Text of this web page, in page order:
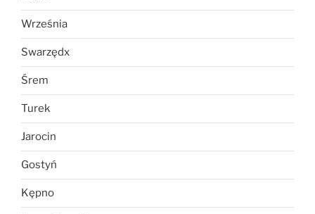
Września
Swarzędx
Śrem
Turek
Jarocin
Gostyń
Kępno